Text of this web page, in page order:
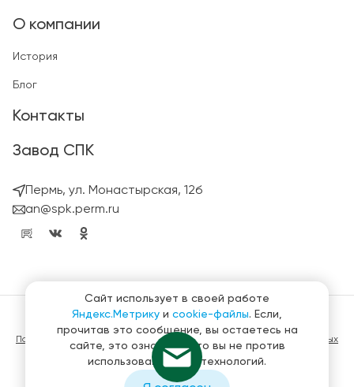
О компании
История
Блог
Контакты
Завод СПК
Пермь, ул. Монастырская, 12б
an@spk.perm.ru
© ГК СтройПанельКомплект 2023 – 2026
Политика конфиденциальности в отношении обработки персональных
данных
Материалы, представленные на сайте не являются публичной
офертой
Сайт использует в своей работе
Яндекс.Метрику и cookie-файлы. Если,
прочитав это сообщение, вы остаетесь на
сайте, это означает, что вы не против
использования этих технологий.